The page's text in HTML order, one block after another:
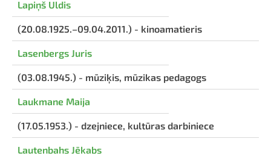
Lapiņš Uldis
(20.08.1925.–09.04.2011.) - kinoamatieris
Lasenbergs Juris
(03.08.1945.) - mūziķis, mūzikas pedagogs
Laukmane Maija
(17.05.1953.) - dzejniece, kultūras darbiniece
Lautenbahs Jēkabs